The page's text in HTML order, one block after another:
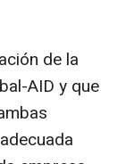
de la
AID y que